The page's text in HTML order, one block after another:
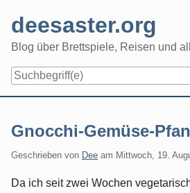
content
deesaster.org
Blog über Brettspiele, Reisen und
Gnocchi-Gemüse-
Geschrieben von Dee am Mittwoch, 19.
Da ich seit zwei Wochen